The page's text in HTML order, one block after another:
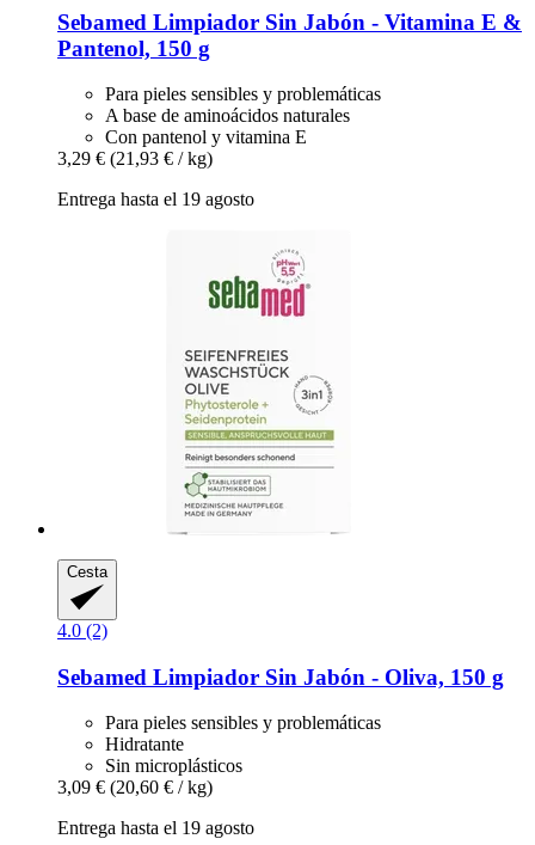
Sebamed Limpiador Sin Jabón -​ Vitamina E &
Pantenol, 150 g
Para pieles sensibles y problemáticas
A base de aminoácidos naturales
Con pantenol y vitamina E
3,29 € (21,93 € / kg)
Entrega hasta el 19 agosto
Cesta
4.0 (2)
Sebamed Limpiador Sin Jabón -​ Oliva, 150 g
Para pieles sensibles y problemáticas
Hidratante
Sin microplásticos
3,09 € (20,60 € / kg)
Entrega hasta el 19 agosto